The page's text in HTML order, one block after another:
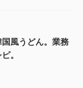
国風うどん。業務
。